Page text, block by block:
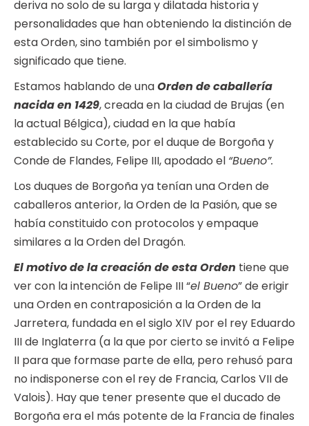
deriva no solo de su larga y dilatada historia y
personalidades que han obteniendo la distinción de
esta Orden, sino también por el simbolismo y
significado que tiene.
Estamos hablando de unaOrden de caballería
nacida en 1429, creada en la ciudad de Brujas (en
la actual Bélgica), ciudad en la que había
establecido su Corte, por el duque de Borgoña y
Conde de Flandes, Felipe III, apodado el “Bueno”.
Los duques de Borgoña ya tenían una Orden de
caballeros anterior, la Orden de la Pasión, que se
había constituido con protocolos y empaque
similares a la Orden del Dragón.
El motivo de la creación de esta Orden tiene que
ver con la intención de Felipe III “el Bueno” de erigir
una Orden en contraposición a la Orden de la
Jarretera, fundada en el siglo XIV por el rey Eduardo
III de Inglaterra (a la que por cierto se invitó a Felipe
II para que formase parte de ella, pero rehusó para
no indisponerse con el rey de Francia, Carlos VII de
Valois). Hay que tener presente que el ducado de
Borgoña era el más potente de la Francia de finales